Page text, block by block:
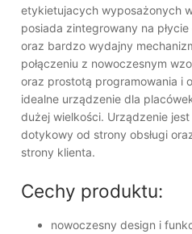
etykietujacych wyposażonych
posiada zintegrowany na
oraz bardzo wydajny
połączeniu z nowoczesnym
oraz prostotą programowania i
idealne urządzenie dla
dużej wielkości. Urządzenie
dotykowy od strony obsługi
strony klienta.
Cechy produktu:
nowoczesny design i